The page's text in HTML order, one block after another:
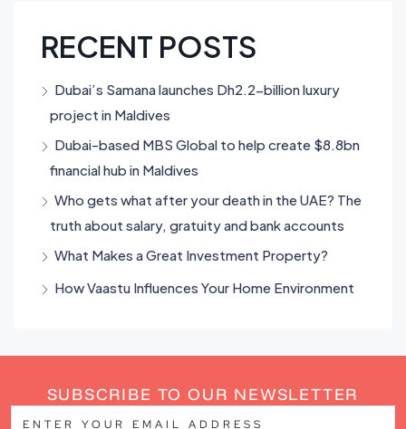
RECENT POSTS
Dubai’s Samana launches Dh2.2-billion luxury
project in Maldives
Dubai-based MBS Global to help create $8.8bn
financial hub in Maldives
Who gets what after your death in the UAE? The
truth about salary, gratuity and bank accounts
What Makes a Great Investment Property?
How Vaastu Influences Your Home Environment
SUBSCRIBE TO OUR NEWSLETTER